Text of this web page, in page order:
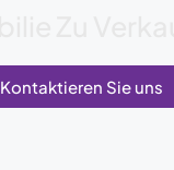
Kontaktieren Sie uns